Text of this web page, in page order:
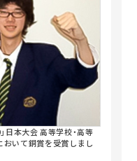
本大会 高等学校・高等
おいて銅賞を受賞しまし